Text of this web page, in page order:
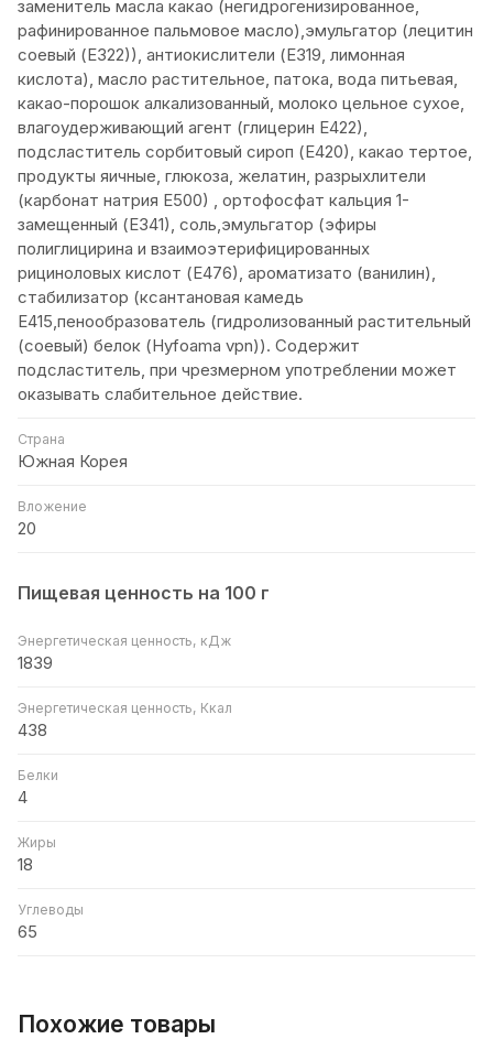
заменитель масла какао (негидрогенизированное,
рафинированное пальмовое масло),эмульгатор (лецитин
соевый (Е322)), антиокислители (Е319, лимонная
кислота), масло растительное, патока, вода питьевая,
какао-порошок алкализованный, молоко цельное сухое,
влагоудерживающий агент (глицерин Е422),
подсластитель сорбитовый сироп (Е420), какао тертое,
продукты яичные, глюкоза, желатин, разрыхлители
(карбонат натрия Е500) , ортофосфат кальция 1-
замещенный (Е341), соль,эмульгатор (эфиры
полиглицирина и взаимоэтерифицированных
рициноловых кислот (Е476), ароматизато (ванилин),
стабилизатор (ксантановая камедь
Е415,пенообразователь (гидролизованный растительный
(соевый) белок (Hyfoama vpn)). Содержит
подсластитель, при чрезмерном употреблении может
оказывать слабительное действие.
Страна
Южная Корея
Вложение
20
Пищевая ценность на 100 г
Энергетическая ценность, кДж
1839
Энергетическая ценность, Ккал
438
Белки
4
Жиры
18
Углеводы
65
Похожие товары